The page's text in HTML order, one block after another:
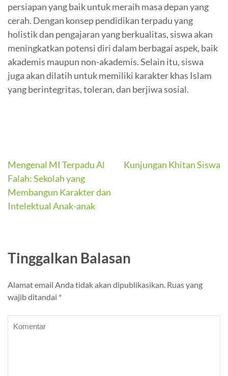
persiapan yang baik untuk meraih masa depan yang
cerah. Dengan konsep pendidikan terpadu yang
holistik dan pengajaran yang berkualitas, siswa akan
meningkatkan potensi diri dalam berbagai aspek, baik
akademis maupun non-akademis. Selain itu, siswa
juga akan dilatih untuk memiliki karakter khas Islam
yang berintegritas, toleran, dan berjiwa sosial.
Navigasi
pos
Mengenal MI Terpadu Al
Falah: Sekolah yang
Membangun Karakter dan
Intelektual Anak-anak
Kunjungan Khitan Siswa
Tinggalkan Balasan
Alamat email Anda tidak akan dipublikasikan. Ruas yang
wajib ditandai *